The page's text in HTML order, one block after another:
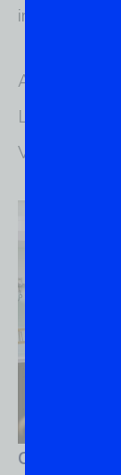
iniciantes.
Linux, suas
Vamos
Os primeiros